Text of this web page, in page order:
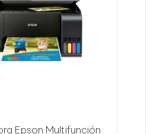
Epson Multifunción